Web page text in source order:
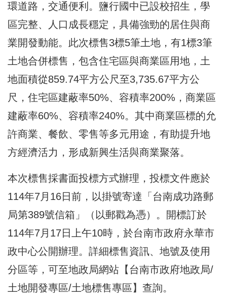
環道路，交通便利。鹽行國中已設校招生，學
區完整、人口成長穩定，具備強勁的居住與商
業開發動能。此次標售3標5筆土地，有1標3筆
土地合併標售，包含住宅區與商業區用地，土
地面積從859.74平方公尺至3,735.67平方公
尺，住宅區建蔽率50%、容積率200%，商業區
建蔽率60%、容積率240%。其中商業區標的允
許商業、餐飲、零售等多元用途，有助提升地
方經濟活力，形成新興生活與商業聚落。
本次標售採書面投標方式辦理，投標文件應於
114年7月16日前，以掛號寄達「台南成功路郵
局第389號信箱」（以郵戳為憑）。開標訂於
114年7月17日上午10時，於台南市政府永華市
政中心公開辦理。詳細標售資訊、地號及使用
分區等，可至地政局網站【台南市政府地政局/
土地開發專區/土地標售專區】查詢。